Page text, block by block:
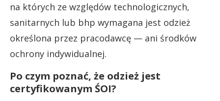
na których ze względów technologicznych,
sanitarnych lub bhp wymagana jest odzież
określona przez pracodawcę — ani środków
ochrony indywidualnej.
Po czym poznać, że odzież jest
certyfikowanym ŚOI?